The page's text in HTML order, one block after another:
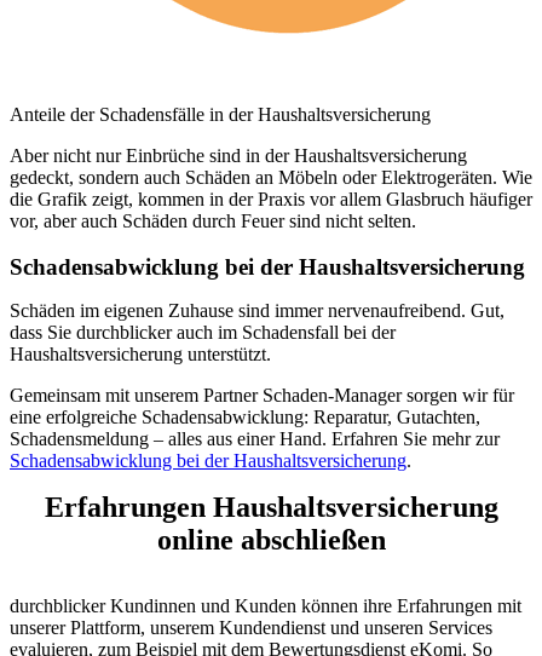
Anteile der Schadensfälle in der Haushaltsversicherung
Aber nicht nur Einbrüche sind in der Haushaltsversicherung
gedeckt, sondern auch Schäden an Möbeln oder Elektrogeräten. Wie
die Grafik zeigt, kommen in der Praxis vor allem Glasbruch häufiger
vor, aber auch Schäden durch Feuer sind nicht selten.
Schadensabwicklung bei der Haushaltsversicherung
Schäden im eigenen Zuhause sind immer nervenaufreibend. Gut,
dass Sie durchblicker auch im Schadensfall bei der
Haushaltsversicherung unterstützt.
Gemeinsam mit unserem Partner Schaden-Manager sorgen wir für
eine erfolgreiche Schadensabwicklung: Reparatur, Gutachten,
Schadensmeldung – alles aus einer Hand. Erfahren Sie mehr zur
Schadensabwicklung bei der Haushaltsversicherung.
Erfahrungen Haushalts­versicherung
online abschließen
durchblicker Kundinnen und Kunden können ihre Erfahrungen mit
unserer Plattform, unserem Kundendienst und unseren Services
evaluieren, zum Beispiel mit dem Bewertungsdienst eKomi. So